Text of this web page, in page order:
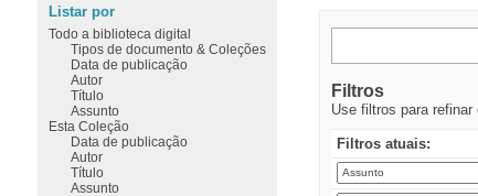
Filtros
Use filtros para refinar
Filtros atuais:
Listar por
Todo a biblioteca digital
Tipos de documento & Coleções
Data de publicação
Autor
Título
Assunto
Esta Coleção
Data de publicação
Autor
Título
Assunto